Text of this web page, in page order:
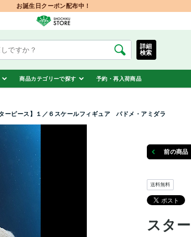
お誕生日クーポン配布中！
詳細
検索
商品カテゴリーで探す 予約・再入荷商品
ピース】１／６スケールフィギュア パドメ・アミダラ
前の商品
送料無料
スタ